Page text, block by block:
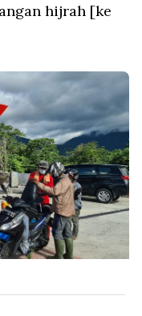
hijrah [ke